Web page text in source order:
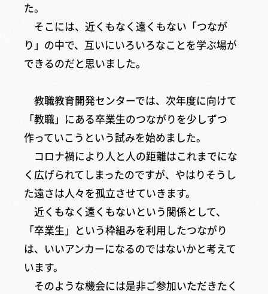
た。
そこには、近くもなく遠くもない「つなが
り」の中で、互いにいろいろなことを学ぶ場が
できるのだと思いました。
教職教育開発センターでは、次年度に向けて
「教職」にある卒業生のつながりを少しずつ
作っていこうという試みを始めました。
コロナ禍により人と人の距離はこれまでにな
く広げられてしまったのですが、やはりそうし
た遠さは人々を孤立させていきます。
近くもなく遠くもないという関係として、
「卒業生」という枠組みを利用したつながり
は、いいアンカーになるのではないかと考えて
います。
そのような機会には是非ご参加いただきたく